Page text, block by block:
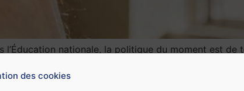
des cookies
l’Éducation nationale, la politique du moment est
? Mais il faut baisser les stores ! Comment ça,
? Vraiment, il n’y en a pas ? Alors, n’oubliez